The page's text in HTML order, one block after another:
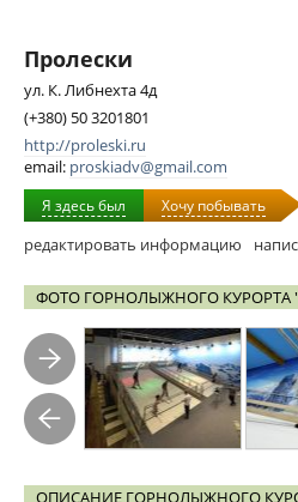
Пролески
ул. К. Либнехта 4д
(+380) 50 3201801
http://proleski.ru
email: proskiadv@gmail.com
Я здесь был Хочу побывать
редактировать информацию
ФОТО ГОРНОЛЫЖНОГО КУРОРТА
ОПИСАНИЕ ГОРНОЛЫЖНОГО